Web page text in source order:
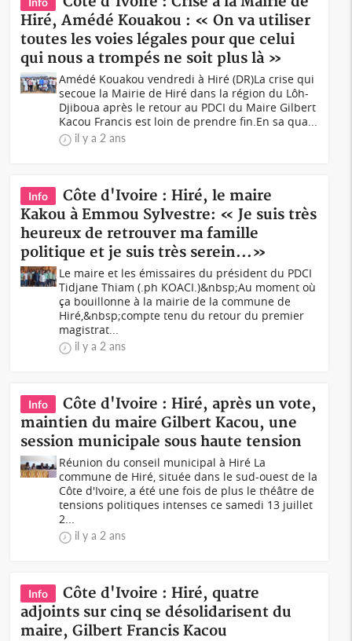
Hiré, Amédé Kouakou : « On va utiliser
toutes les voies légales pour que celui
qui nous a trompés ne soit plus là »
Amédé Kouakou vendredi à Hiré (DR)La crise qui
secoue la Mairie de Hiré dans la région du Lôh-
Djiboua après le retour au PDCI du Maire Gilbert
Kacou Francis est loin de prendre fin.En sa qua...
il y a 2 ans
Info
Côte d'Ivoire : Hiré, le maire
Kakou à Emmou Sylvestre: « Je suis très
heureux de retrouver ma famille
politique et je suis très serein...»
Le maire et les émissaires du président du PDCI
Tidjane Thiam (.ph KOACI.)&nbsp;Au moment où
ça bouillonne à la mairie de la commune de
Hiré,&nbsp;compte tenu du retour du premier
magistrat...
il y a 2 ans
Info
Côte d'Ivoire : Hiré, après un vote,
maintien du maire Gilbert Kacou, une
session municipale sous haute tension
Réunion du conseil municipal à Hiré La
commune de Hiré, située dans le sud-ouest de la
Côte d'Ivoire, a été une fois de plus le théâtre de
tensions politiques intenses ce samedi 13 juillet
2...
il y a 2 ans
Info
Côte d'Ivoire : Hiré, quatre
adjoints sur cinq se désolidarisent du
maire, Gilbert Francis Kacou